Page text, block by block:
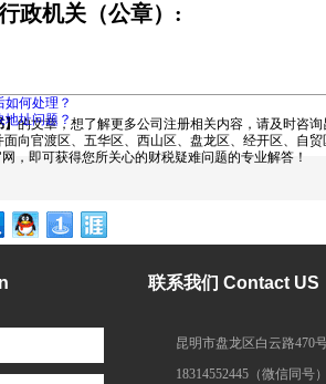
政机关（公章） :
】的文章，想了解更多公司注册相关内容，请及时咨
渡区、五华区、西山区、盘龙区、经开区、自贸
即可获得您所关心的财税疑难问题的专业解答！
何处理？
地址问题？
联系我们 Contact US
昆明市盘龙区白云路470
18314552445（微信同号）